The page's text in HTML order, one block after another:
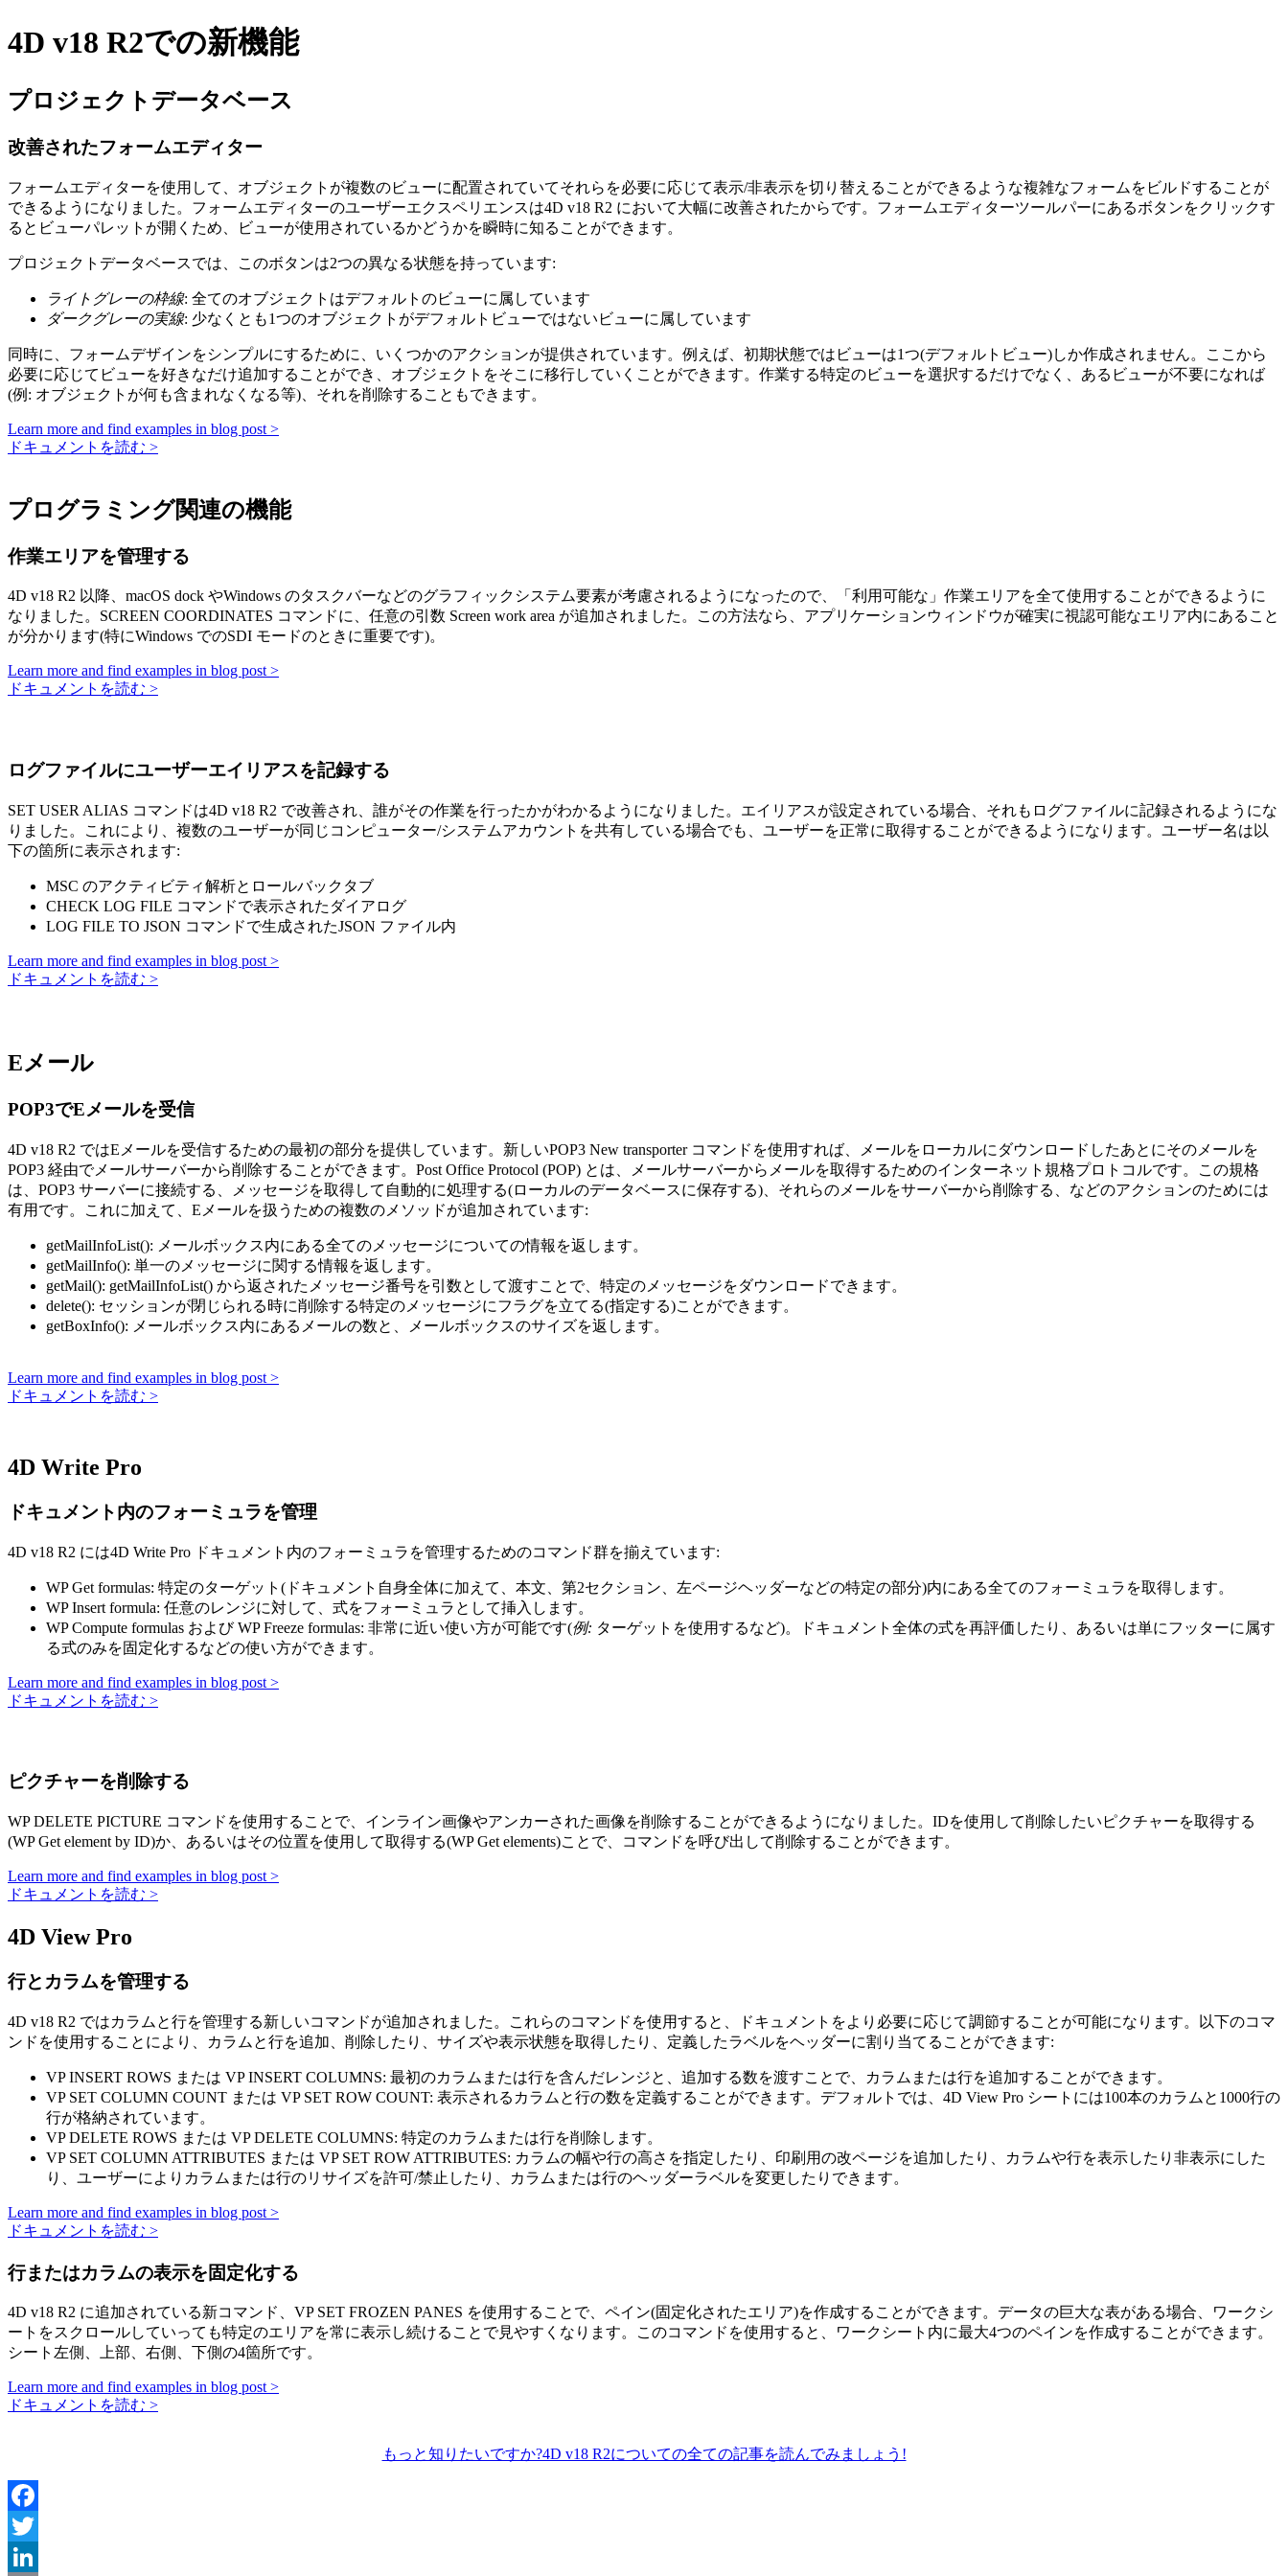
4D v18 R2での新機能
プロジェクトデータベース
改善されたフォームエディター
フォームエディターを使用して、オブジェクトが複数のビューに配置されていてそれらを必要に応じて表示/非表示を切り替えることができるような複雑なフォームをビルドすることが
できるようになりました。フォームエディターのユーザーエクスペリエンスは4D v18 R2 において大幅に改善されたからです。フォームエディターツールパーにあるボタンをクリックす
るとビューパレットが開くため、ビューが使用されているかどうかを瞬時に知ることができます。
プロジェクトデータベースでは、このボタンは2つの異なる状態を持っています:
ライトグレーの枠線: 全てのオブジェクトはデフォルトのビューに属しています
ダークグレーの実線: 少なくとも1つのオブジェクトがデフォルトビューではないビューに属しています
同時に、フォームデザインをシンプルにするために、いくつかのアクションが提供されています。例えば、初期状態ではビューは1つ(デフォルトビュー)しか作成されません。ここから
必要に応じてビューを好きなだけ追加することができ、オブジェクトをそこに移行していくことができます。作業する特定のビューを選択するだけでなく、あるビューが不要になれば
(例: オブジェクトが何も含まれなくなる等)、それを削除することもできます。
Learn more and find examples in blog post >
ドキュメントを読む >
プログラミング関連の機能
作業エリアを管理する
4D v18 R2 以降、macOS dock やWindows のタスクバーなどのグラフィックシステム要素が考慮されるようになったので、「利用可能な」作業エリアを全て使用することができるように
なりました。 SCREEN COORDINATES コマンドに、任意の引数 Screen work area が追加されました。この方法なら、アプリケーションウィンドウが確実に視認可能なエリア内にあること
が分かります(特にWindows でのSDI モードのときに重要です)。
Learn more and find examples in blog post >
ドキュメントを読む >
ログファイルにユーザーエイリアスを記録する
SET USER ALIAS コマンドは4D v18 R2 で改善され、誰がその作業を行ったかがわかるようになりました。エイリアスが設定されている場合、それもログファイルに記録されるようにな
りました。これにより、複数のユーザーが同じコンピューター/システムアカウントを共有している場合でも、ユーザーを正常に取得することができるようになります。ユーザー名は以
下の箇所に表示されます:
MSC のアクティビティ解析とロールバックタブ
CHECK LOG FILE コマンドで表示されたダイアログ
LOG FILE TO JSON コマンドで生成されたJSON ファイル内
Learn more and find examples in blog post >
ドキュメントを読む >
Eメール
POP3でEメールを受信
4D v18 R2 ではEメールを受信するための最初の部分を提供しています。新しいPOP3 New transporterコマンドを使用すれば、メールをローカルにダウンロードしたあとにそのメールを
POP3 経由でメールサーバーから削除することができます。Post Office Protocol (POP) とは、メールサーバーからメールを取得するためのインターネット規格プロトコルです。この規格
は、POP3 サーバーに接続する、メッセージを取得して自動的に処理する(ローカルのデータベースに保存する)、それらのメールをサーバーから削除する、などのアクションのためには
有用です。これに加えて、Eメールを扱うための複数のメソッドが追加されています:
getMailInfoList(): メールボックス内にある全てのメッセージについての情報を返します。
getMailInfo(): 単一のメッセージに関する情報を返します。
getMail(): getMailInfoList() から返されたメッセージ番号を引数として渡すことで、特定のメッセージをダウンロードできます。
delete(): セッションが閉じられる時に削除する特定のメッセージにフラグを立てる(指定する)ことができます。
getBoxInfo(): メールボックス内にあるメールの数と、メールボックスのサイズを返します。
Learn more and find examples in blog post >
ドキュメントを読む >
4D Write Pro
ドキュメント内のフォーミュラを管理
4D v18 R2 には4D Write Pro ドキュメント内のフォーミュラを管理するためのコマンド群を揃えています:
WP Get formulas: 特定のターゲット(ドキュメント自身全体に加えて、本文、第2セクション、左ページヘッダーなどの特定の部分)内にある全てのフォーミュラを取得します。
WP Insert formula: 任意のレンジに対して、式をフォーミュラとして挿入します。
WP Compute formulas およびWP Freeze formulas: 非常に近い使い方が可能です(例: ターゲットを使用するなど)。ドキュメント全体の式を再評価したり、あるいは単にフッターに属す
る式のみを固定化するなどの使い方ができます。
Learn more and find examples in blog post >
ドキュメントを読む >
ピクチャーを削除する
WP DELETE PICTURE コマンドを使用することで、インライン画像やアンカーされた画像を削除することができるようになりました。IDを使用して削除したいピクチャーを取得する
(WP Get element by ID)か、あるいはその位置を使用して取得する(WP Get elements)ことで、コマンドを呼び出して削除することができます。
Learn more and find examples in blog post >
ドキュメントを読む >
4D View Pro
行とカラムを管理する
4D v18 R2 ではカラムと行を管理する新しいコマンドが追加されました。これらのコマンドを使用すると、ドキュメントをより必要に応じて調節することが可能になります。以下のコマ
ンドを使用することにより、カラムと行を追加、削除したり、サイズや表示状態を取得したり、定義したラベルをヘッダーに割り当てることができます:
VP INSERT ROWS または VP INSERT COLUMNS: 最初のカラムまたは行を含んだレンジと、追加する数を渡すことで、カラムまたは行を追加することができます。
VP SET COLUMN COUNT または VP SET ROW COUNT: 表示されるカラムと行の数を定義することができます。デフォルトでは、4D View Pro シートには100本のカラムと1000行の
行が格納されています。
VP DELETE ROWS または VP DELETE COLUMNS: 特定のカラムまたは行を削除します。
VP SET COLUMN ATTRIBUTES または VP SET ROW ATTRIBUTES: カラムの幅や行の高さを指定したり、印刷用の改ページを追加したり、カラムや行を表示したり非表示にした
り、ユーザーによりカラムまたは行のリサイズを許可/禁止したり、カラムまたは行のヘッダーラベルを変更したりできます。
Learn more and find examples in blog post >
ドキュメントを読む >
行またはカラムの表示を固定化する
4D v18 R2 に追加されている新コマンド、 VP SET FROZEN PANES を使用することで、ペイン(固定化されたエリア)を作成することができます。データの巨大な表がある場合、ワークシ
ートをスクロールしていっても特定のエリアを常に表示し続けることで見やすくなります。このコマンドを使用すると、ワークシート内に最大4つのペインを作成することができます。
シート左側、上部、右側、下側の4箇所です。
Learn more and find examples in blog post >
ドキュメントを読む >
もっと知りたいですか?4D v18 R2についての全ての記事を読んでみましょう!
Facebook
Twitter